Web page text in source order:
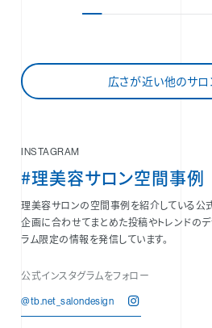
広さが近い他のサロ
INSTAGRAM
#理美容サロン空間事例
理美容サロンの空間事例を紹介している公式
企画に合わせてまとめた投稿やトレンドの
ラム限定の情報を発信しています。
公式インスタグラムをフォロー
@tb.net_salondesign